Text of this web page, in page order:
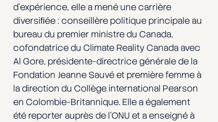
d’expérience, elle a mené une carrière
diversiﬁée : conseillère politique principale au
bureau du premier ministre du Canada,
cofondatrice du Climate Reality Canada avec
Al Gore, présidente-directrice générale de la
Fondation Jeanne Sauvé et première femme à
la direction du Collège international Pearson
en Colombie-Britannique. Elle a également
été reporter auprès de l’ONU et a enseigné à